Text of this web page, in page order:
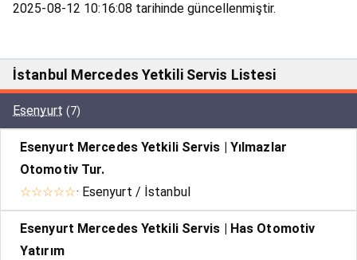
2025-08-12 10:16:08 tarihinde güncellenmiştir.
İstanbul Mercedes Yetkili Servis Listesi
Esenyurt (7)
Esenyurt Mercedes Yetkili Servis | Yılmazlar
Otomotiv Tur.
☆☆☆☆☆· Esenyurt / İstanbul
Esenyurt Mercedes Yetkili Servis | Has Otomotiv
Yatırım